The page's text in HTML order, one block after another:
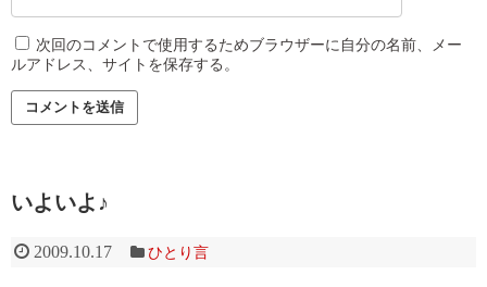
次回のコメントで使用するためブラウザーに自分の名前、メー
ルアドレス、サイトを保存する。
いよいよ♪
2009.10.17 ひとり言